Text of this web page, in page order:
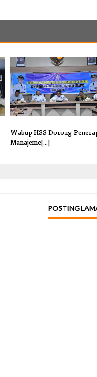
Wabup HSS Dorong
Manajeme[...]
POSTING